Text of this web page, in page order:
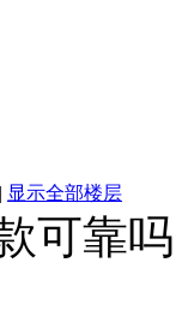
| 显示全部楼层
可靠吗